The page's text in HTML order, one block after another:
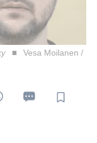
Vesa Moilanen /